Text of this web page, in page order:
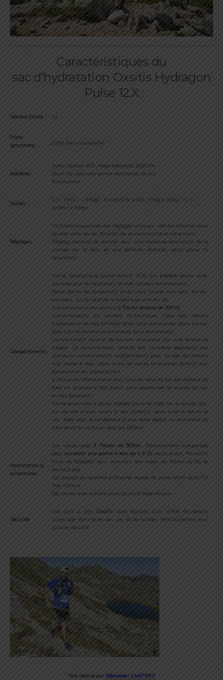
Caractéristiques du
sac d’hydratation Oxsitis Hydragon
Pulse 12.X
Volume (litres) 12
Poids
(grammes)
220g (sans accessoire)
Matières
Nylon ripstop 40D, imperméabilité 1000mm
Mesh 3D pour une bonne ventilation du dos
Elasthanne
Tailles
S (< 1m70 / < 65kg) – M (1m70 à 1m85 / 65kg à 80kg ) – L (>
1m85 / > 80kg)
Réglages
Fit anatomique avec des réglages uniques : velcros latéraux pour
ajuster votre sac en fonction de sa contenance et votre taille.
Réglage pectoral et ventral, pour une meilleure répartition de la
charge sur le dos, et une parfaite stabilité, sans gêner la
respiration.
Compartiments
Poche smartphone grand format (5’5) sur bretelle droite, avec
passage pour les écouteurs, et avec curseur autobloquant.
Petite poche de rangement accès ultra rapide pour gels, barres,
bandeau, sur le haut de la bretelle gauche du sac.
Compartiments accueillant 2 Flasks souples de 500ml
Compartiments en matière Bi-élastique, issus des retours
d’expérience de nos athlètes élites pour transporter leurs barres,
gels, très facilement accessible et sans ballotement.
Compartiment central facilement accessible par une fermeture
zippée. Ce compartiment central est lui-même segmenté par
plusieurs compartiments indépendants pour ranger facilement
une poche à eau, mais aussi de petits accessoires évitant leur
ballotement en pleine action.
4 Passants réfléchissant pour plus de sécurité qui permettent de
fixer un accessoire filet Mesh, pour augmenter le volume du sac
en cas de besoin
Poche extensible à accès rapides (haut et côté) sur le dos du sac,
qui permet d’avoir accès à son contenu, sans avoir à retirer le
sac. Idéal pour le rangement d’une veste légère, ou possibilité de
s’en servir en carquois pour les bâtons.
Hydratation &
accessoires
Sac vendu avec 2 Flasks de 500ml . Compartiment compatible
pour accueillir une poche à eau de 1 à 2L dans le dos. Passants
haut de bretelles pour maintien des tubes de Flasks ou de la
poche à eau.
Sac équipé du système d’attache rapide de porte bâton Easy Fix
Pole Control.
Sac vendu avec aimant porte dossard magnétique.
Sécurité
Les sacs à dos Oxsitis sont équipés d’un sifflet facilement
accessible sans poser son sac et de bandes réfléchissantes pour
plus de sécurité.
Test réalisé par Sébastien CANTERO